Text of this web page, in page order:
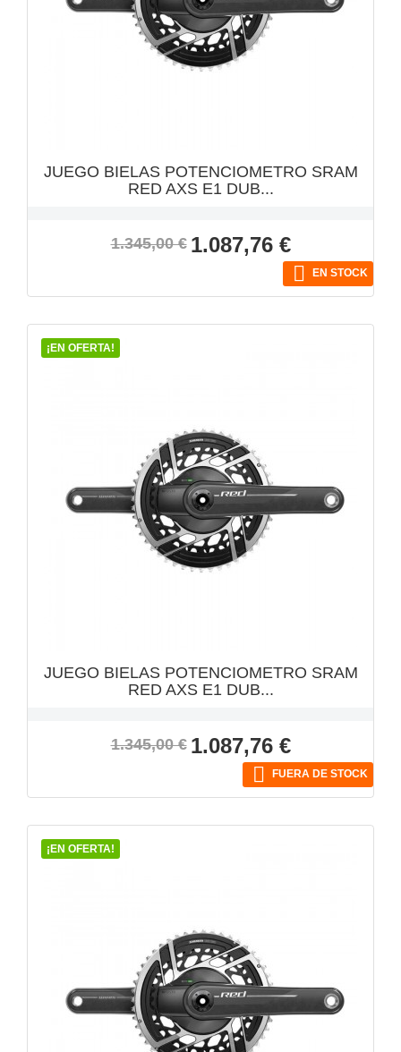
JUEGO BIELAS POTENCIOMETRO SRAM
RED AXS E1 DUB...
Precio
1.345,00 € Precio
1.087,76 €
 EN STOCK
¡EN OFERTA!
JUEGO BIELAS POTENCIOMETRO SRAM
RED AXS E1 DUB...
Precio
1.345,00 € Precio
1.087,76 €
 FUERA DE STOCK
¡EN OFERTA!
VISTA RÁPIDA
VISTA RÁPIDA